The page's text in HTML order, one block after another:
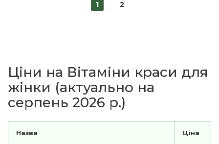
1 2
Ціни на Вітаміни краси для
жінки (актуально на
серпень 2026 р.)
Назва Ціна